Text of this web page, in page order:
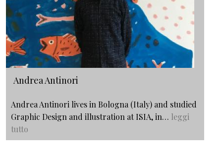
Andrea Antinori
Andrea Antinori lives in Bologna (Italy) and studied
Graphic Design and illustration at ISIA, in… leggi
tutto